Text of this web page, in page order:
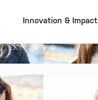
Innovation & Impact